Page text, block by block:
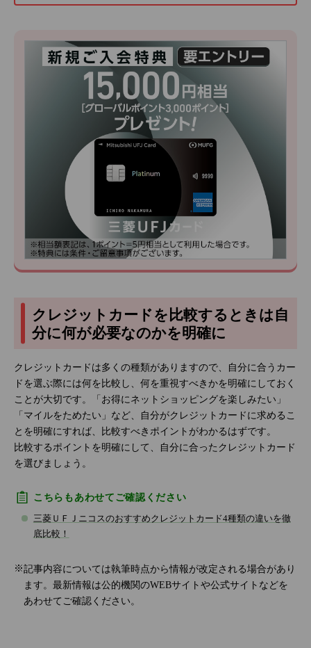
クレジットカードを比較するときは自
分に何が必要なのかを明確に
クレジットカードは多くの種類がありますので、自分に合うカー
ドを選ぶ際には何を比較し、何を重視すべきかを明確にしておく
ことが大切です。「お得にネットショッピングを楽しみたい」
「マイルをためたい」など、自分がクレジットカードに求めるこ
とを明確にすれば、比較すべきポイントがわかるはずです。
比較するポイントを明確にして、自分に合ったクレジットカード
を選びましょう。
こちらもあわせてご確認ください
三菱ＵＦＪニコスのおすすめクレジットカード4種類の違いを徹
底比較！
記事内容については執筆時点から情報が改定される場合があり
ます。最新情報は公的機関のWEBサイトや公式サイトなどを
あわせてご確認ください。